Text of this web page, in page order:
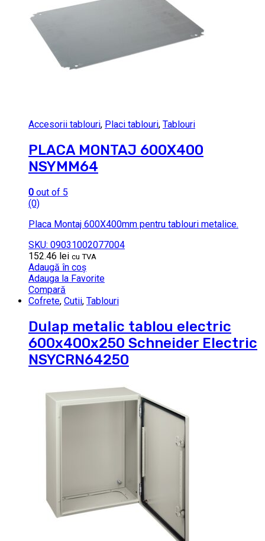
Accesorii tablouri, Placi tablouri, Tablouri
PLACA MONTAJ 600X400
NSYMM64
0 out of 5
(0)
Placa Montaj 600X400mm pentru tablouri metalice.
SKU: 09031002077004
152.46 lei cu TVA
Adaugă în coș
Adauga la Favorite
Compară
Cofrete, Cutii, Tablouri
Dulap metalic tablou electric
600x400x250 Schneider Electric
NSYCRN64250